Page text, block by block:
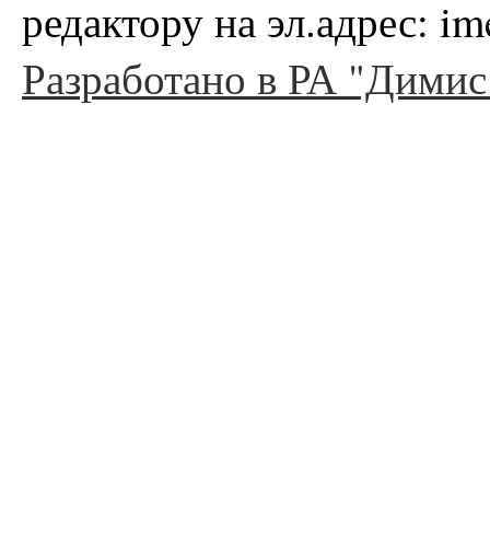
редактору на эл.адрес:
Разработано в РА